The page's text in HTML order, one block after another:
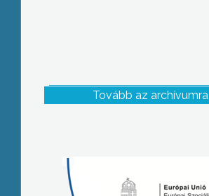
Tovább az archívumra